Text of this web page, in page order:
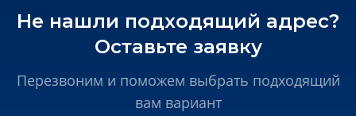
Не нашли подходящий адрес?
Оставьте заявку
Перезвоним и поможем выбрать подходящий
вам вариант